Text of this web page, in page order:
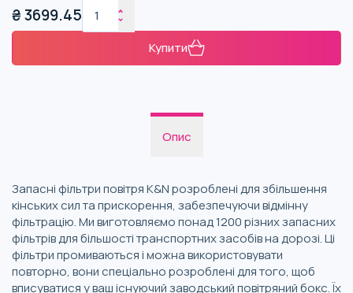
₴3699.45
Купити
Опис
Запасні фільтри повітря K&N розроблені для збільшення
кінських сил та прискорення, забезпечуючи відмінну
фільтрацію. Ми виготовляємо понад 1200 різних запасних
фільтрів для більшості транспортних засобів на дорозі. Ці
фільтри промиваються і можна використовувати
повторно, вони спеціально розроблені для того, щоб
вписуватися у ваш існуючий заводський повітряний бокс. Їх